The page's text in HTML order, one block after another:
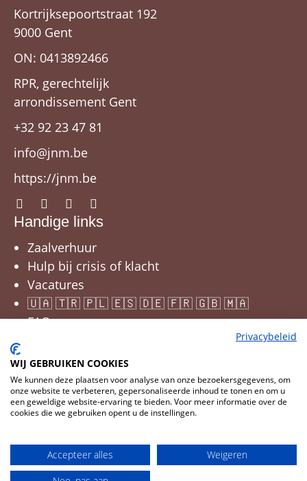
Kortrijksepoortstraat 192
9000 Gent
ON: 0413892466
RPR, gerechtelijk
arrondissement Gent
+32 92 23 47 81
info@jnm.be
https://jnm.be
Handige links
Zaalverhuur
Hulp bij crisis of klacht
Vacatures
🇺🇦 🇹🇷 🇵🇱 🇪🇸 🇩🇪 🇫🇷 🇬🇧 🇲🇦
FAQ
CMS Cookies Privacy Disclaimer
Privacybeleid
WIJ GEBRUIKEN COOKIES
We kunnen deze plaatsen voor analyse van onze bezoekersgegevens, om
onze website te verbeteren, gepersonaliseerde inhoud te tonen en om u
een geweldige website-ervaring te bieden. Voor meer informatie over de
cookies die we gebruiken opent u de instellingen.
Accepteer alles
Weigeren